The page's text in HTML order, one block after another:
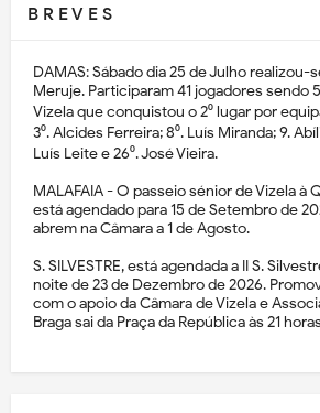
B R E V E S
DAMAS: Sábado dia 25 de Julho realizou-
Meruje. Participaram 41 jogadores sendo
Vizela que conquistou o 2⁰ lugar por
3⁰. Alcides Ferreira; 8⁰. Luís Miranda; 9.
Luís Leite e 26⁰. José Vieira.
MALAFAIA - O passeio sénior de Vizela à
está agendado para 15 de Setembro de
abrem na Câmara a 1 de Agosto.
S. SILVESTRE, está agendada a II S.
noite de 23 de Dezembro de 2026.
com o apoio da Câmara de Vizela e
Braga sai da Praça da República às 21